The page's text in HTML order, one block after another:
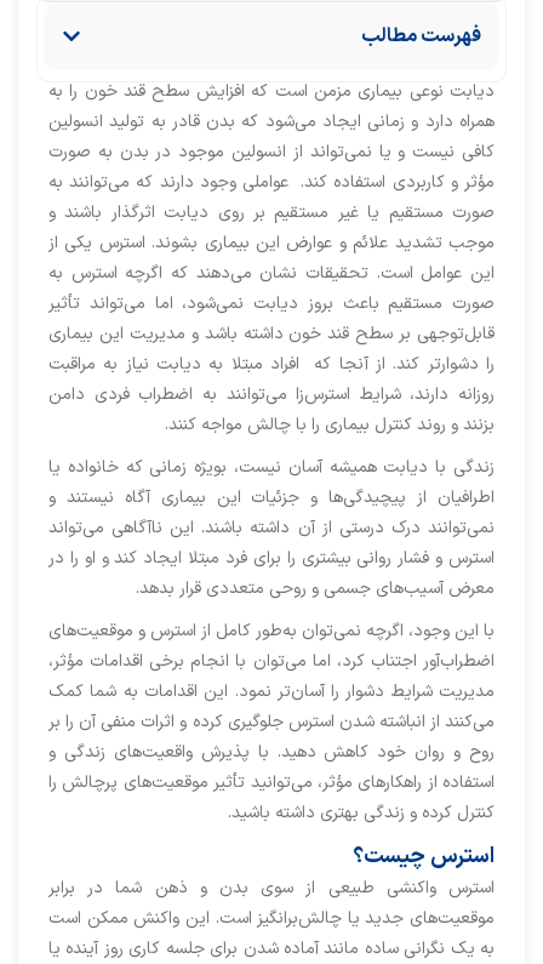
فهرست مطالب
دیابت نوعی بیماری مزمن است که افزایش سطح قند خون را به
همراه دارد و زمانی ایجاد می‌شود که بدن قادر به تولید انسولین
کافی نیست و یا نمی‌تواند از انسولین موجود در بدن به صورت
مؤثر و کاربردی استفاده کند. عواملی وجود دارند که می‌توانند به
صورت مستقیم یا غیر مستقیم بر روی دیابت اثرگذار باشند و
موجب تشدید علائم و عوارض این بیماری بشوند. استرس یکی از
این عوامل است. تحقیقات نشان می‌دهند که اگرچه استرس به
صورت مستقیم باعث بروز دیابت نمی‌شود، اما می‌تواند تأثیر
قابل‌توجهی بر سطح قند خون داشته باشد و مدیریت این بیماری
را دشوارتر کند. از آنجا که افراد مبتلا به دیابت نیاز به مراقبت
روزانه دارند، شرایط استرس‌زا می‌توانند به اضطراب فردی دامن
بزنند و روند کنترل بیماری را با چالش مواجه کنند.
زندگی با دیابت همیشه آسان نیست، بویژه زمانی که خانواده یا
اطرافیان از پیچیدگی‌ها و جزئیات این بیماری آگاه نیستند و
نمی‌توانند درک درستی از آن داشته باشند. این ناآگاهی می‌تواند
استرس و فشار روانی بیشتری را برای فرد مبتلا ایجاد کند و او را در
معرض آسیب‌های جسمی و روحی متعددی قرار بدهد.
با این وجود، اگرچه نمی‌توان به‌طور کامل از استرس و موقعیت‌های
اضطراب‌آور اجتناب کرد، اما می‌توان با انجام برخی اقدامات مؤثر،
مدیریت شرایط دشوار را آسان‌تر نمود. این اقدامات به شما کمک
می‌کنند از انباشته شدن استرس جلوگیری کرده و اثرات منفی آن را بر
روح و روان خود کاهش دهید. با پذیرش واقعیت‌های زندگی و
استفاده از راهکارهای مؤثر، می‌توانید تأثیر موقعیت‌های پرچالش را
کنترل کرده و زندگی بهتری داشته باشید.
استرس چیست؟
استرس واکنشی طبیعی از سوی بدن و ذهن شما در برابر
موقعیت‌های جدید یا چالش‌برانگیز است. این واکنش ممکن است
به یک نگرانی ساده مانند آماده شدن برای جلسه کاری روز آینده یا